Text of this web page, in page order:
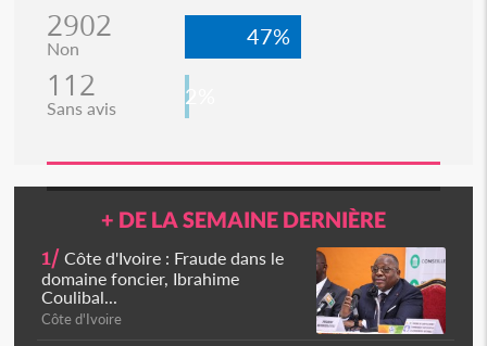
2902
Non 47%
112
Sans avis 2%
+ DE LA SEMAINE DERNIÈRE
1/ Côte d'Ivoire : Fraude dans le
domaine foncier, Ibrahime
Coulibal...
Côte d'Ivoire